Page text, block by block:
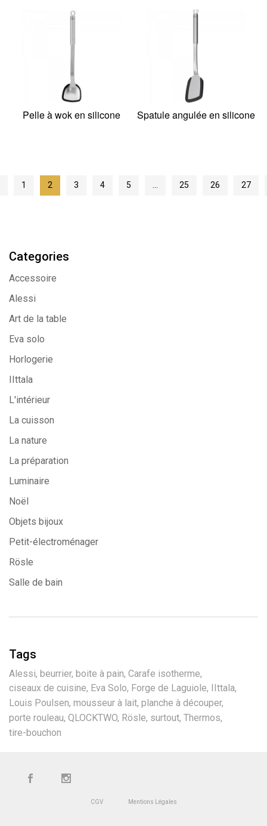
Pelle à wok en silicone Spatule angulée en silicone
1 2 3 4 5 … 25 26 27
Categories
Accessoire
Alessi
Art de la table
Eva solo
Horlogerie
IIttala
L'intérieur
La cuisson
La nature
La préparation
Luminaire
Noël
Objets bijoux
Petit-électroménager
Rösle
Salle de bain
Tags
Alessi beurrier boite à pain Carafe isotherme
ciseaux de cuisine Eva Solo Forge de Laguiole
IIttala
Louis Poulsen mousseur à lait planche à découper
porte rouleau QLOCKTWO Rösle surtout Thermos
tire-bouchon
CGV Mentions Légales